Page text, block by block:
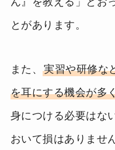
とがあります。
また、実習や研修な
を耳にする機会が多
身につける必要はな
おいて損はありませ